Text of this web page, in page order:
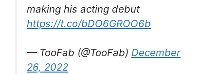
making his acting debut
https://t.co/bDO6GROO6b
— TooFab (@TooFab) December
26, 2022